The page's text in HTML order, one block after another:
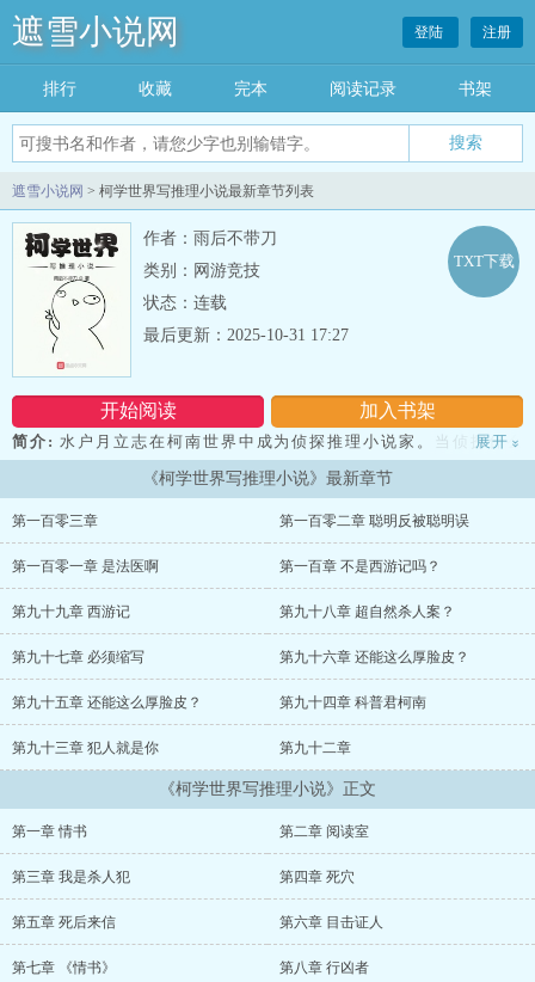
遮雪小说网 登陆 注册
排行 收藏 完本 阅读记录 书架
遮雪小说网 > 柯学世界写推理小说最新章节列表
作者：雨后不带刀
类别：网游竞技
状态：连载
开始阅读 加入书架
TXT下载
最后更新：2025-10-31 17:27
简介: 水户月立志在柯南世界中成为侦探推理小说家。当侦探什么
的，哪有写推理小说赚钱爽。 在死神小学生四处游荡的恐怖世界，
老老实实的苟着不行吗？但开局就被卷入杀人案中变成犯罪嫌疑人，
左边是工藤新一，右边是目暮警官，面前则是死者的尸体和一堆不利
始的苟不住的柯学世界生活》。...
展开 »
《柯学世界写推理小说》最新章节
第一百零三章 第一百零二章 聪明反被聪明误
第一百零一章 是法医啊 第一百章 不是西游记吗？
第九十九章 西游记 第九十八章 超自然杀人案？
第九十七章 必须缩写 第九十六章 还能这么厚脸皮？
第九十五章 还能这么厚脸皮？ 第九十四章 科普君柯南
第九十三章 犯人就是你 第九十二章
《柯学世界写推理小说》正文
第一章 情书 第二章 阅读室
第三章 我是杀人犯 第四章 死穴
第五章 死后来信 第六章 目击证人
第七章 《情书》 第八章 行凶者